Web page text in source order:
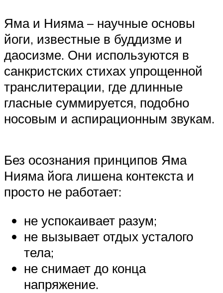
Яма и Нияма – научные основы
йоги, известные в буддизме и
даосизме. Они используются в
санкристских стихах упрощенной
транслитерации, где длинные
гласные суммируется, подобно
носовым и аспирационным звукам.
Без осознания принципов Яма
Нияма йога лишена контекста и
просто не работает:
не успокаивает разум;
не вызывает отдых усталого
тела;
не снимает до конца
напряжение.